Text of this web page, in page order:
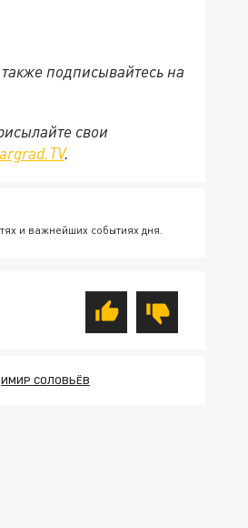
подписывайтесь на
свои
.
и важнейших событиях дня.
СОЛОВЬЁВ